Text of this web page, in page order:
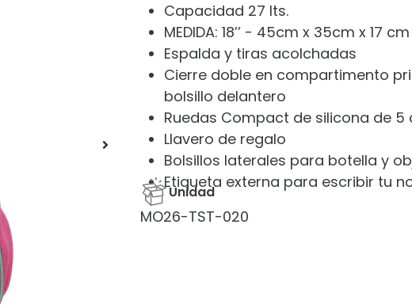
Capacidad 27 lts.
MEDIDA: 18’’ - 45cm x 35cm x 17 cm
Espalda y tiras acolchadas
Cierre doble en compartimento
bolsillo delantero
Ruedas Compact de silicona de 5
Llavero de regalo
Bolsillos laterales para botella y
Etiqueta externa para escribir tu
Unidad
MO26-TST-020